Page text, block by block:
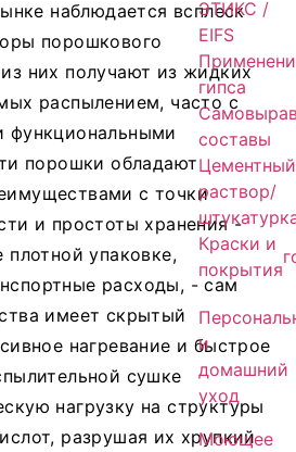
ЭТИКС /
EIFS
гипса
составы
Цементный
раствор/
Краски и
покрытия
и
домашний
уход
Моющее
наблюдается всплеск
порошкового
них получают из жидких
распылением, часто с
функциональными
порошки обладают
с точки
и простоты хранения -
плотной упаковке,
расходы, - сам
имеет скрытый
нагревание и быстрое
сушке
нагрузку на структуры
разрушая их хрупкий